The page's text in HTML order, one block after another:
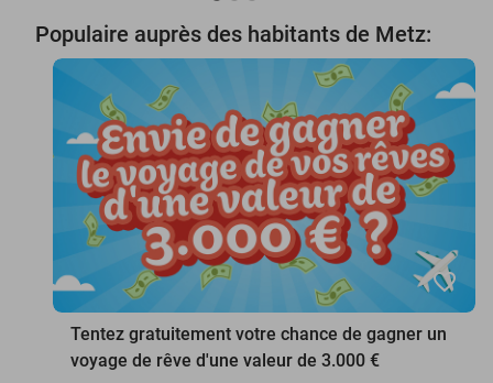
Populaire auprès des habitants de Metz:
favorite_border
Tentez gratuitement votre chance de gagner un
voyage de rêve d'une valeur de 3.000 €